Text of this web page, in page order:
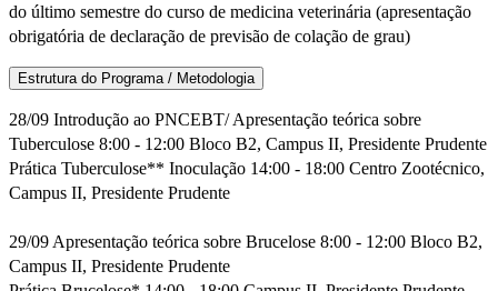
do último semestre do curso de medicina veterinária (apresentação
obrigatória de declaração de previsão de colação de grau)
Estrutura do Programa / Metodologia
28/09 Introdução ao PNCEBT/ Apresentação teórica sobre
Tuberculose 8:00 - 12:00 Bloco B2, Campus II, Presidente Prudente
Prática Tuberculose** Inoculação 14:00 - 18:00 Centro Zootécnico,
Campus II, Presidente Prudente
29/09 Apresentação teórica sobre Brucelose 8:00 - 12:00 Bloco B2,
Campus II, Presidente Prudente